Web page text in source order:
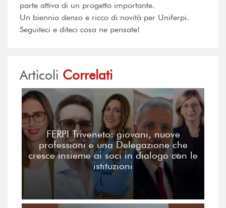
parte attiva di un progetto importante.
Un biennio denso e ricco di novità per Uniferpi.
Seguiteci e diteci cosa ne pensate!
Articoli Correlati
FERPI Triveneto: giovani, nuove
professioni e una Delegazione che
cresce insieme ai soci in dialogo con le
istituzioni